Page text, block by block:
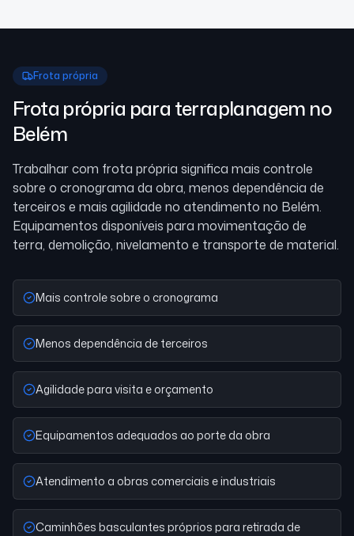
Frota própria
Frota própria para terraplanagem no
Belém
Trabalhar com frota própria significa mais controle
sobre o cronograma da obra, menos dependência de
terceiros e mais agilidade no atendimento no Belém.
Equipamentos disponíveis para movimentação de
terra, demolição, nivelamento e transporte de material.
Mais controle sobre o cronograma
Menos dependência de terceiros
Agilidade para visita e orçamento
Equipamentos adequados ao porte da obra
Atendimento a obras comerciais e industriais
Caminhões basculantes próprios para retirada de